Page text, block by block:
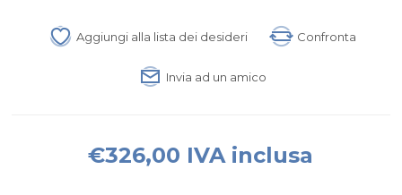
Aggiungi alla lista dei desideri Confronta
Invia ad un amico
€326,00 IVA inclusa